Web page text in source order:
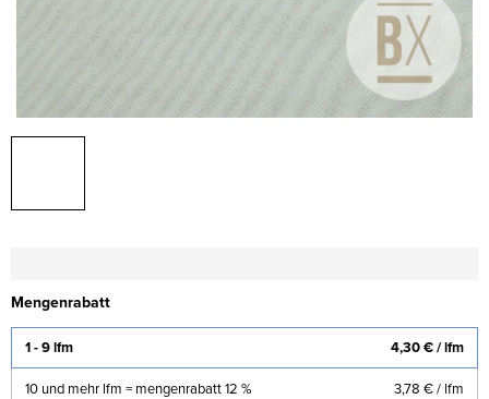
Mengenrabatt
1 - 9 lfm 4,30 €/ lfm
10 und mehr lfm = mengenrabatt 12 % 3,78 €/ lfm